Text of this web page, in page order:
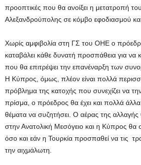
προοπτικές που θα ανοίξει η μετατροπή
Αλεξανδρούπολης σε κόμβο εφοδιασμού
Χωρίς αμφιβολία στη ΓΣ του ΟΗΕ ο
καταβάλει κάθε δυνατή προσπάθεια για να
που θα επιτρέψει την επανέναρξη των
Η Κύπρος, όμως, πλέον είναι πολλά
πρόβλημα της κατοχής που συνεχίζει να
πρίσμα, ο πρόεδρος θα έχει και πολλά
θέματα να συζητήσει. Ο αέρας της αλλαγής
στην Ανατολική Μεσόγειο και η Κύπρος θα
όσο και εάν η Τουρκία προσπαθεί να τις
την αιχμάλωτη.